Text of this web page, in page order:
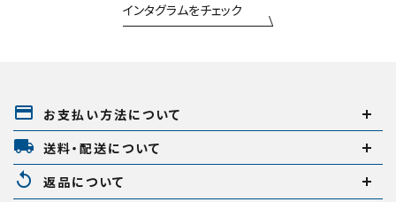
収納・腰袋・ワーク用品
現場安全・運搬
キーワードから探す
search
インタグラムをチェック
payment お支払い方法について
local_shipping 送料・配送について
replay 返品について